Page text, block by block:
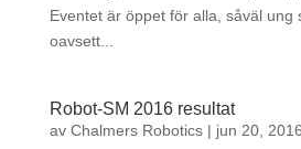
Eventet är öppet för alla, såväl ung
oavsett...
Robot-SM 2016 resultat
av Chalmers Robotics| jun 20, 2016